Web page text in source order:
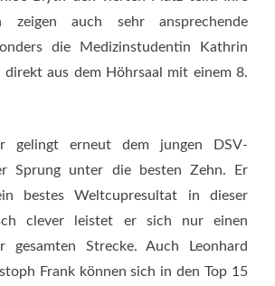
zeigen auch sehr ansprechende
die Medizinstudentin Kathrin
direkt aus dem Höhrsaal mit einem 8.
gelingt erneut dem jungen DSV-
Sprung unter die besten Zehn. Er
bestes Weltcupresultat in dieser
clever leistet er sich nur einen
gesamten Strecke. Auch Leonhard
Frank können sich in den Top 15